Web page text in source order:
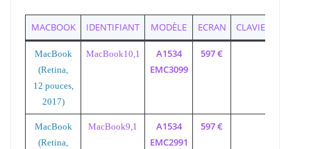
MACBOOK IDENTIFIANT MODÈLE ECRAN CLAVIER
MacBook
(Retina,
12 pouces,
2017)
MacBook10,1
A1534
EMC3099
597 €
MacBook
(Retina,
MacBook9,1
A1534
EMC2991
597 €